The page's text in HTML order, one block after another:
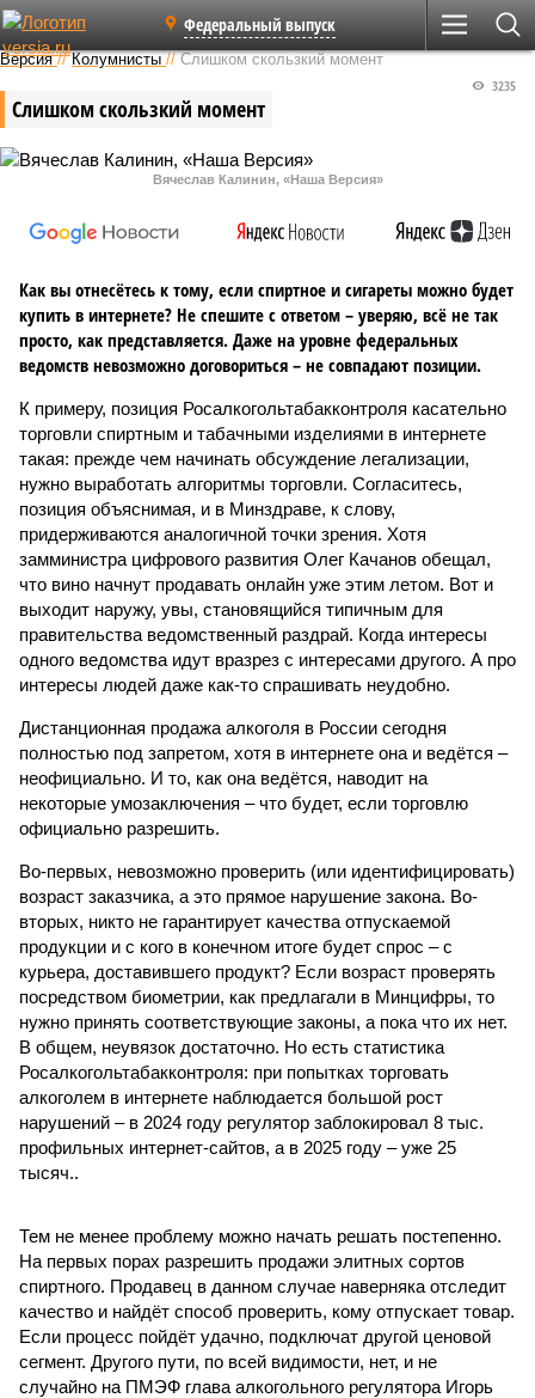
Федеральный выпуск
Версия //Колумнисты //Слишком скользкий момент
Слишком скользкий момент
3235
Вячеслав Калинин, «Наша Версия»
Как вы отнесётесь к тому, если спиртное и сигареты можно будет
купить в интернете? Не спешите с ответом – уверяю, всё не так
просто, как представляется. Даже на уровне федеральных
ведомств невозможно договориться – не совпадают позиции.
К примеру, позиция Росалкогольтабакконтроля касательно
торговли спиртным и табачными изделиями в интернете
такая: прежде чем начинать обсуждение легализации,
нужно выработать алгоритмы торговли. Согласитесь,
позиция объяснимая, и в Минздраве, к слову,
придерживаются аналогичной точки зрения. Хотя
замминистра цифрового развития Олег Качанов обещал,
что вино начнут продавать онлайн уже этим летом. Вот и
выходит наружу, увы, становящийся типичным для
правительства ведомственный раздрай. Когда интересы
одного ведомства идут вразрез с интересами другого. А про
интересы людей даже как-то спрашивать неудобно.
Дистанционная продажа алкоголя в России сегодня
полностью под запретом, хотя в интернете она и ведётся –
неофициально. И то, как она ведётся, наводит на
некоторые умозаключения – что будет, если торговлю
официально разрешить.
Во-первых, невозможно проверить (или идентифицировать)
возраст заказчика, а это прямое нарушение закона. Во-
вторых, никто не гарантирует качества отпускаемой
продукции и с кого в конечном итоге будет спрос – с
курьера, доставившего продукт? Если возраст проверять
посредством биометрии, как предлагали в Минцифры, то
нужно принять соответствующие законы, а пока что их нет.
В общем, неувязок достаточно. Но есть статистика
Росалкогольтабакконтроля: при попытках торговать
алкоголем в интернете наблюдается большой рост
нарушений – в 2024 году регулятор заблокировал 8 тыс.
профильных интернет-сайтов, а в 2025 году – уже 25
тысяч..
Тем не менее проблему можно начать решать постепенно.
На первых порах разрешить продажи элитных сортов
спиртного. Продавец в данном случае наверняка отследит
качество и найдёт способ проверить, кому отпускает товар.
Если процесс пойдёт удачно, подключат другой ценовой
сегмент. Другого пути, по всей видимости, нет, и не
случайно на ПМЭФ глава алкогольного регулятора Игорь